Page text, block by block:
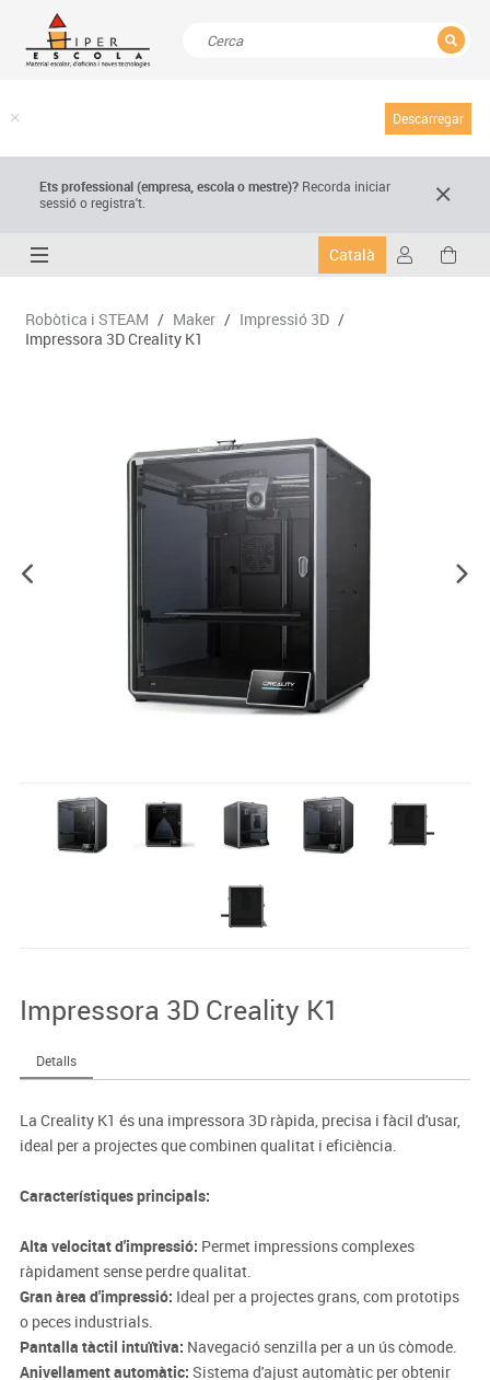
Descarregar
Ets professional (empresa,escola o mestre)? Recorda iniciar
sessió o registra't.
Català
Robòtica i STEAM / Maker / Impressió 3D /
Impressora 3D Creality K1
Impressora 3D Creality K1
Detalls
La Creality K1 és una impressora 3D ràpida, precisa i fàcil d'usar,
ideal per a projectes que combinen qualitat i eficiència.
Característiques principals:
Alta velocitat d'impressió: Permet impressions complexes
ràpidament sense perdre qualitat.
Gran àrea d'impressió: Ideal per a projectes grans, com prototips
o peces industrials.
Pantalla tàctil intuïtiva: Navegació senzilla per a un ús còmode.
Anivellament automàtic: Sistema d'ajust automàtic per obtenir